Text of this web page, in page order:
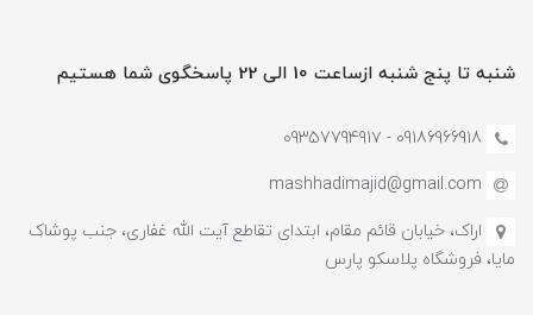
شنبه تا پنج شنبه ازساعت 10 الی 22 پاسخگوی شما هستیم
09186966918 - 0935779491۷
mashhadimajid@gmail.com
اراک، خیابان قائم مقام، ابتدای تقاطع آیت الله غفاری، جنب پوشاک
مایا، فروشگاه پلاسکو پارس